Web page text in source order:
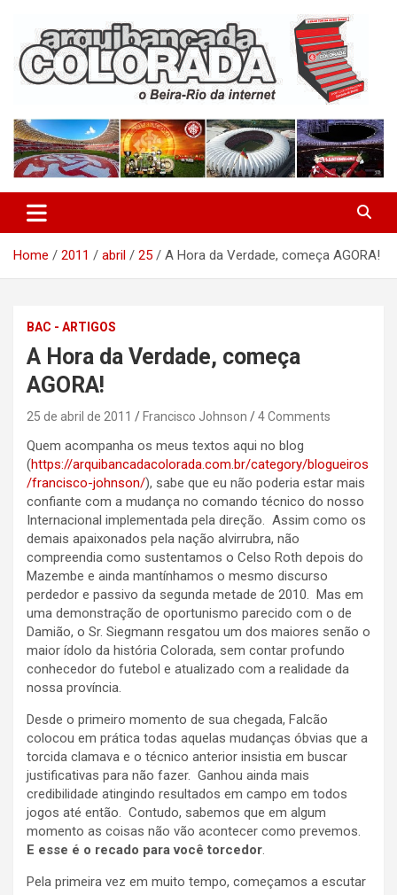
content
Arquibancada Colorada
Home 2011 abril 25 A Hora da Verdade, começa AGORA!
BAC - ARTIGOS
A Hora da Verdade, começa
AGORA!
25 de abril de 2011 Francisco Johnson 4 Comments
Quem acompanha os meus textos aqui no blog
(https://arquibancadacolorada.com.br/category/blogueiros
/francisco-johnson/), sabe que eu não poderia estar mais
confiante com a mudança no comando técnico do nosso
Internacional implementada pela direção. Assim como os
demais apaixonados pela nação alvirrubra, não
compreendia como sustentamos o Celso Roth depois do
Mazembe e ainda mantínhamos o mesmo discurso
perdedor e passivo da segunda metade de 2010. Mas em
uma demonstração de oportunismo parecido com o de
Damião, o Sr. Siegmann resgatou um dos maiores senão o
maior ídolo da história Colorada, sem contar profundo
conhecedor do futebol e atualizado com a realidade da
nossa província.
Desde o primeiro momento de sua chegada, Falcão
colocou em prática todas aquelas mudanças óbvias que a
torcida clamava e o técnico anterior insistia em buscar
justificativas para não fazer. Ganhou ainda mais
credibilidade atingindo resultados em campo em todos
jogos até então. Contudo, sabemos que em algum
momento as coisas não vão acontecer como prevemos.
E esse é o recado para você torcedor.
Pela primeira vez em muito tempo, começamos a escutar